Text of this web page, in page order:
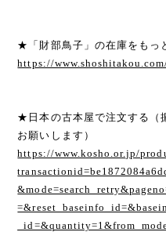
★「財部鳥子」の在庫をもっ
https://
★日本の古本屋で注文する（
お願いします）
https://www.kosho.or.jp/